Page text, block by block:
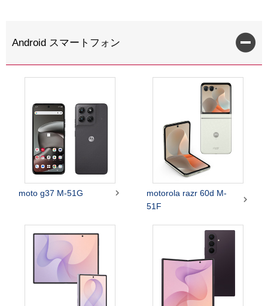
Android スマートフォン
moto g37 M-51G 
motorola razr 60d M-
51F
